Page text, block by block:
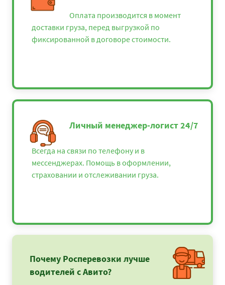
Оплата производится в момент
доставки груза, перед выгрузкой по
фиксированной в договоре стоимости.
Личный менеджер-логист 24/7
Всегда на связи по телефону и в
мессенджерах. Помощь в оформлении,
страховании и отслеживании груза.
Почему Росперевозки лучше
водителей с Авито?